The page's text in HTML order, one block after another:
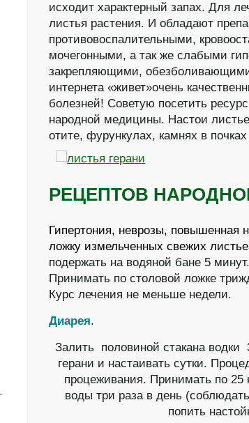
исходит характерный запах. Для
листья растения. И обладают
противовоспалительными,
мочегонными, а так же слабыми
закрепляющими,
интернета «живет»очень
болезней! Советую посетить
народной медицины. Настои
отите, фурункулах, камнях в
РЕЦЕПТОВ
Гипертония, неврозы, повышенная
ложку измельченных свежих
подержать на водяной бане 5
Принимать по столовой ложке
Курс лечения не меньше недели.
Диарея.
Залить половиной стакана водки
герани и настаивать сутки.
процеживания. Принимать по 25
воды три раза в день
попить